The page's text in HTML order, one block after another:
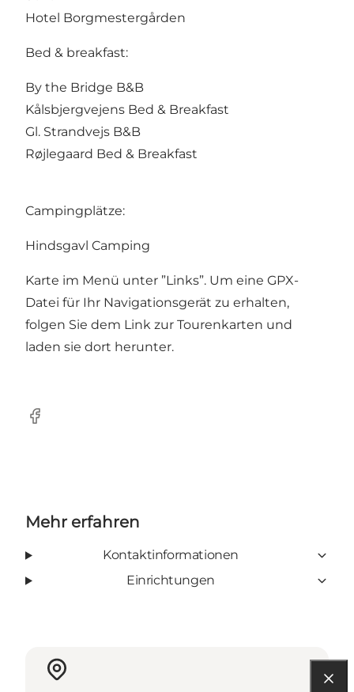
Hotel Borgmestergården
Bed & breakfast:
By the Bridge B&B
Kålsbjergvejens Bed & Breakfast
Gl. Strandvejs B&B
Røjlegaard Bed & Breakfast
Campingplätze:
Hindsgavl Camping
Karte im Menü unter ”Links”. Um eine GPX-
Datei für Ihr Navigationsgerät zu erhalten,
folgen Sie dem Link zur Tourenkarten und
laden sie dort herunter.
Facebook
Mehr erfahren
Kontaktinformationen
Einrichtungen